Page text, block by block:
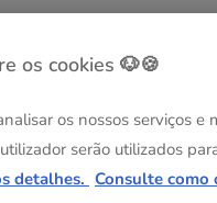
12 latas x 400 g
os cookies 🐶🍪
os nossos serviços e
serão utilizados
detalhes. Consulte como